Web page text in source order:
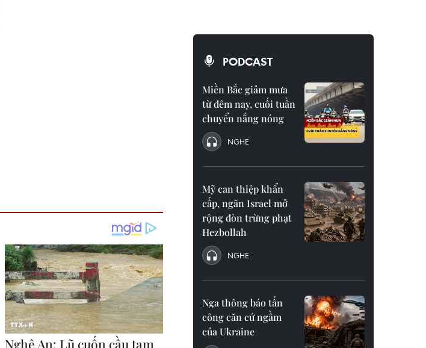
PODCAST
Miền Bắc giảm mưa
từ đêm nay, cuối tuần
chuyển nắng nóng
NGHE
Mỹ can thiệp khẩn
cấp, ngăn Israel mở
rộng đòn trừng phạt
Hezbollah
NGHE
Nga thông báo tấn
công căn cứ ngầm
của Ukraine